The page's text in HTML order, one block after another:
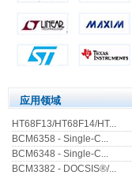
应用领域
HT68F13/HT68F14/HT...
BCM6358 - Single-C...
BCM6348 - Single-C...
BCM3382 - DOCSIS®/...